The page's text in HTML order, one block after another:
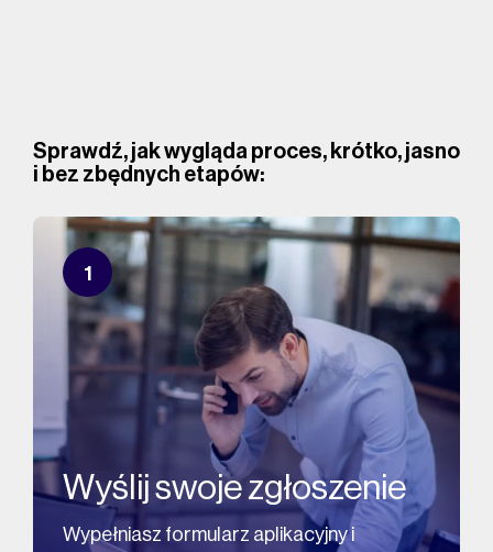
Sprawdź, jak wygląda proces, krótko, jasno
i bez zbędnych etapów:
1
Wyślij swoje zgłoszenie
Wypełniasz formularz aplikacyjny i